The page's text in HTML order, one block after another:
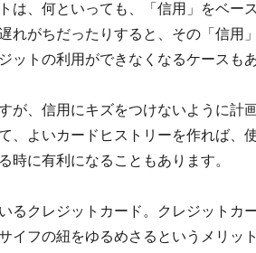
は、何といっても、「信用」をベー
れがちだったりすると、その「信用
ットの利用ができなくなるケースもあ
が、信用にキズをつけないように計
、よいカードヒストリーを作れば、
時に有利になることもあります。
るクレジットカード。クレジットカ
イフの紐をゆるめさるというメリッ